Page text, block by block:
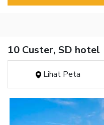
10 Custer, SD hotel
Lihat Peta